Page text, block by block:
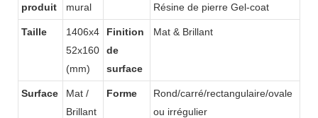
produit
mural
Résine de pierre Gel-coat
Taille
1406x4
52x160
(mm)
Finition
de
surface
Mat & Brillant
Surface
Mat /
Brillant
Forme
Rond/carré/rectangulaire/ovale
ou irrégulier